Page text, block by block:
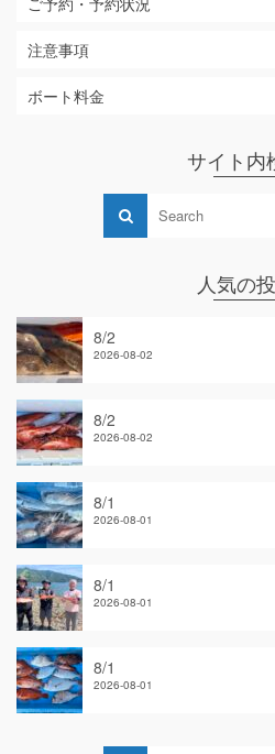
注意事項
ボート料金
サイト内
人気の
8/2
2026-08-02
8/2
2026-08-02
8/1
2026-08-01
8/1
2026-08-01
8/1
2026-08-01